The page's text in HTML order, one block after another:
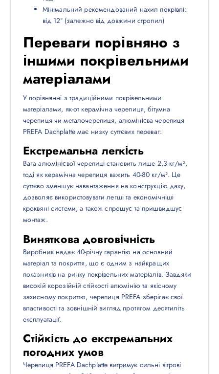
Мінімальний рекомендований нахил покрівлі:
від 12° (залежно від довжини стропил)
Переваги порівняно з
іншими покрівельними
матеріалами
У порівнянні з традиційними покрівельними
матеріалами, як-от керамічна черепиця, бітумна
черепиця чи металочерепиця, алюмінієва черепиця
PREFA Dachplatte має низку суттєвих переваг:
Екстремальна легкість
Вага алюмінієвої черепиці становить лише 2,3 кг/м²,
тоді як керамічна черепиця важить 40-80 кг/м². Це
суттєво зменшує навантаження на конструкцію даху,
дозволяє використовувати легші та економічніші
кроквяні системи, а також спрощує та пришвидшує
монтаж.
Виняткова довговічність
Виробник надає 40-річну гарантію на основний
матеріал та покриття, що є одним з найкращих
показників на ринку покрівельних матеріалів. Завдяки
високій корозійній стійкості алюмінію та якісному
захисному покриттю, черепиця PREFA зберігає свої
властивості та зовнішній вигляд протягом десятиліть
експлуатації.
Стійкість до екстремальних
погодних умов
Черепиця PREFA Dachplatte витримує сильні вітрові